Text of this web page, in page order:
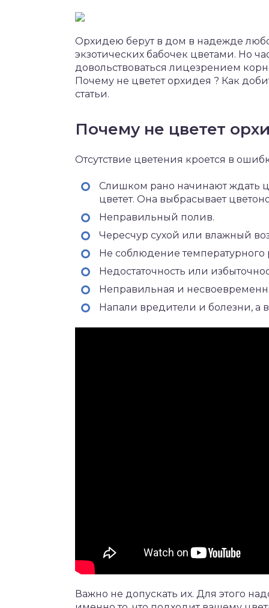
Орхидею берут в дом в надежде
экзотических бабочек цветами. Но
довольствоваться лицезрением
Почему не цветет орхидея ? Как
статьи.
Почему не цветет
Отсутствие цветения кроется в
Слишком рано начинают ждать
цветет. Она выбрасывает
Неправильный полив.
Чересчур сухой или влажный
Не соблюдение
Недостаточность или
Неправильная и
Напали вредители и болезни, а
Важно не допускать их. Для этого